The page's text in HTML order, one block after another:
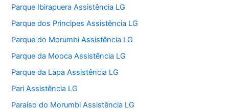
Parque Ibirapuera Assistência LG
Parque dos Principes Assistência LG
Parque do Morumbi Assistência LG
Parque da Mooca Assistência LG
Parque da Lapa Assistência LG
Pari Assistência LG
Paraíso do Morumbi Assistência LG